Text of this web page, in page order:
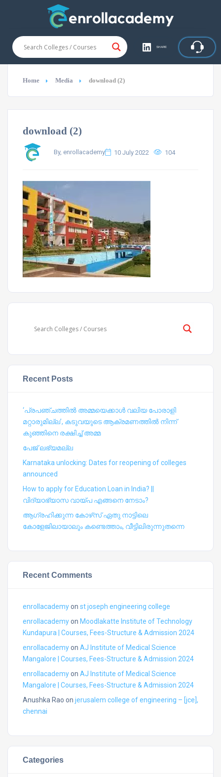
SHARE
Home Media download (2)
download (2)
By, enrollacademy 10 July 2022 104
Recent Posts
‘പ്രപഞ്ചത്തില്‍ അമ്മയെക്കാള്‍ വലിയ പോരാളി
മറ്റാരുമില്ല’, കടുവയുടെ ആക്രമണത്തില്‍ നിന്ന്
കുഞ്ഞിനെ രക്ഷിച്ച് അമ്മ
പേജ് ലഭ്യമല്ല
Karnataka unlocking: Dates for reopening of colleges
announced
How to apply for Education Loan in India? ||
വിദ്യാഭ്യാസ വായ്പ എങ്ങനെ നേടാം?
ആഗ്രഹിക്കുന്ന കോഴ്‍സ് ഏതു നാട്ടിലെ
കോളേജിലായാലും കണ്ടെത്താം, വീട്ടിലിരുന്നുതന്നെ
Recent Comments
enrollacademyon st joseph engineering college
enrollacademyon Moodlakatte Institute of Technology
Kundapura | Courses, Fees-Structure & Admission 2024
enrollacademyon AJ Institute of Medical Science
Mangalore | Courses, Fees-Structure & Admission 2024
enrollacademyon AJ Institute of Medical Science
Mangalore | Courses, Fees-Structure & Admission 2024
Anushka Rao on jerusalem college of engineering – [jce],
chennai
Categories